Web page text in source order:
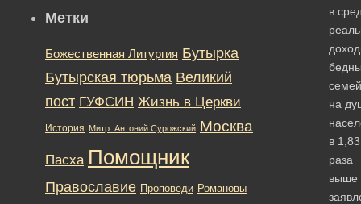
в
семей
на
в 1,83
раза
выше
Метки
Божественная Литургия Бутырка
Бутырская тюрьма Великий
пост ГУФСИН Жизнь в Церкви
История Митр. Антоний Сурожский Москва
Пасха Помощник
Православие Проповеди Романовы